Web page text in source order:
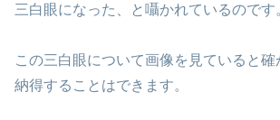
三白眼になった、と囁かれているのです
この三白眼について画像を見ていると確
納得することはできます。